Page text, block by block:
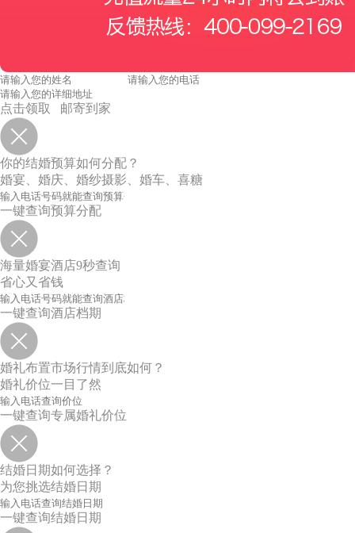
点击领取 邮寄到家
你的结婚预算如何分配？
婚宴、婚庆、婚纱摄影、婚车、喜糖
一键查询预算分配
海量婚宴酒店9秒查询
省心又省钱
一键查询酒店档期
婚礼布置市场行情到底如何？
婚礼价位一目了然
一键查询专属婚礼价位
结婚日期如何选择？
为您挑选结婚日期
一键查询结婚日期